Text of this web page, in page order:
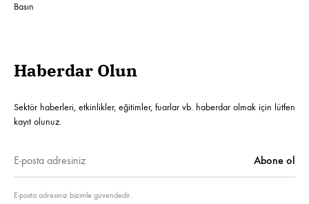
Basın
Haberdar Olun
Sektör haberleri, etkinlikler, eğitimler, fuarlar vb. haberdar olmak için lütfen
kayıt olunuz.
E-posta adresiniz bizimle güvendedir.